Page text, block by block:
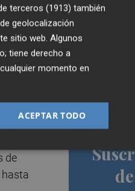
4Levantan el
incendio
5
Juan Tallón,
Evaristo
tras
BME
el
en
de
hasta
terceros (1913) también
geolocalización
sitio web. Algunos
tiene derecho a
momento en
ACEPTAR TODO